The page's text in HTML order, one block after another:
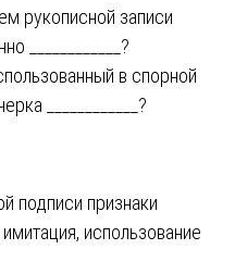
рукописной записи
____________?
в спорной
____________?
подписи признаки
использование